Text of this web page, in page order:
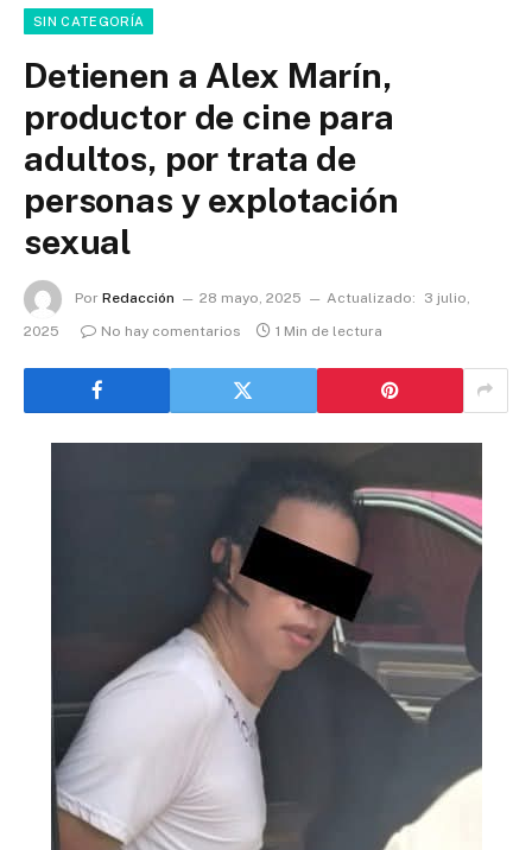
SIN CATEGORÍA
Detienen a Alex Marín,
productor de cine para
adultos, por trata de
personas y explotación
sexual
Por Redacción 28 mayo, 2025 Actualizado:
3 julio,
2025
No hay comentarios 1 Min de lectura